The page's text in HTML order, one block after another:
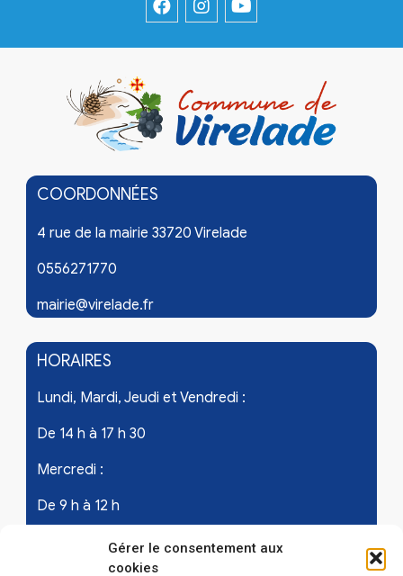
Gérer le consentement aux
cookies
COORDONNÉES
4 rue de la mairie 33720 Virelade
0556271770
mairie@virelade.fr
HORAIRES
Lundi, Mardi, Jeudi et Vendredi :
De 14 h à 17 h 30
Mercredi :
De 9 h à 12 h
Samedi - les 1er et 3ème de chaque mois :